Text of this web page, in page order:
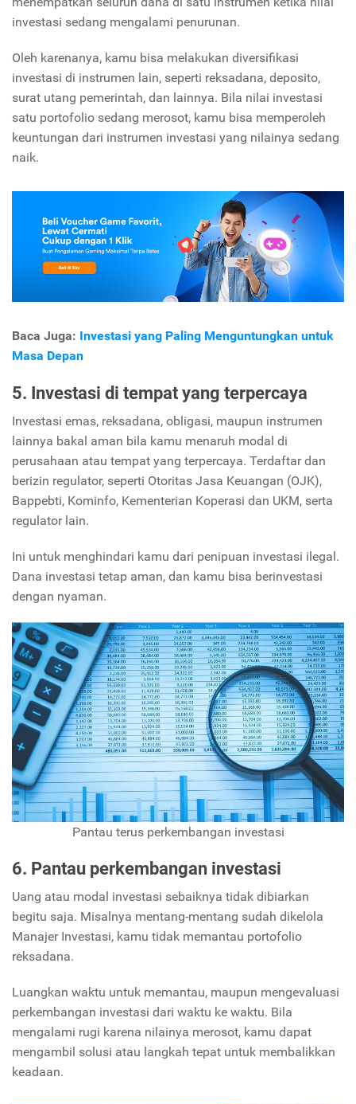
investasi sedang mengalami penurunan.
Oleh karenanya, kamu bisa melakukan diversifikasi
investasi di instrumen lain, seperti reksadana, deposito,
surat utang pemerintah, dan lainnya. Bila nilai investasi
satu portofolio sedang merosot, kamu bisa memperoleh
keuntungan dari instrumen investasi yang nilainya sedang
naik.
Baca Juga: Investasi yang Paling Menguntungkan untuk
Masa Depan
5. Investasi di tempat yang terpercaya
Investasi emas, reksadana, obligasi, maupun instrumen
lainnya bakal aman bila kamu menaruh modal di
perusahaan atau tempat yang terpercaya. Terdaftar dan
berizin regulator, seperti Otoritas Jasa Keuangan (OJK),
Bappebti, Kominfo, Kementerian Koperasi dan UKM, serta
regulator lain.
Ini untuk menghindari kamu dari penipuan investasi ilegal.
Dana investasi tetap aman, dan kamu bisa berinvestasi
dengan nyaman.
Pantau terus perkembangan investasi
6. Pantau perkembangan investasi
Uang atau modal investasi sebaiknya tidak dibiarkan
begitu saja. Misalnya mentang-mentang sudah dikelola
Manajer Investasi, kamu tidak memantau portofolio
reksadana.
Luangkan waktu untuk memantau, maupun mengevaluasi
perkembangan investasi dari waktu ke waktu. Bila
mengalami rugi karena nilainya merosot, kamu dapat
mengambil solusi atau langkah tepat untuk membalikkan
keadaan.